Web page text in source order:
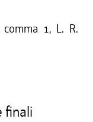
1, L. R.
finali